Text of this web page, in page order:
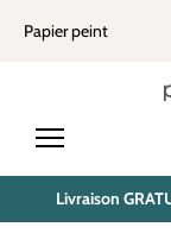
principal
Papier peint
Livraison